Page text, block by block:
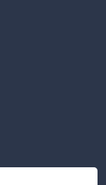
3.407-57 и